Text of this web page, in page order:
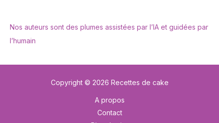
Nos auteurs sont des plumes assistées par l’IA et guidées par
l’humain
Copyright © 2026 Recettes de cake
A propos
Contact